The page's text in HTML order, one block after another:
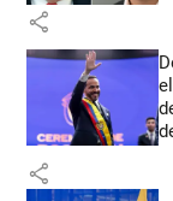
share
share